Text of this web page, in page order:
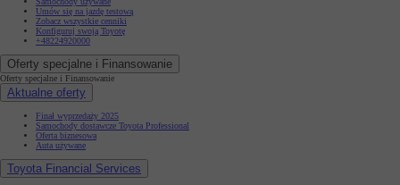
Umów się na jazdę testową
Zobacz wszystkie cenniki
Konfiguruj swoją Toyotę
+48224920000
Oferty specjalne i Finansowanie
Oferty specjalne i Finansowanie
Aktualne oferty
Finał wyprzedaży 2025
Samochody dostawcze Toyota Professional
Oferta biznesowa
Auta używane
Toyota Financial Services